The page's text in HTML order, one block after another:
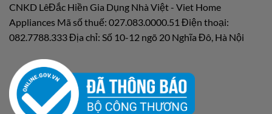
CNKD LêĐắc Hiền Gia Dụng Nhà Việt - Viet Home
Appliances Mã số thuế: 027.083.0000.51 Điện thoại:
082.7788.333 Địa chỉ: Số 10-12 ngõ 20 Nghĩa Đô, Hà Nội